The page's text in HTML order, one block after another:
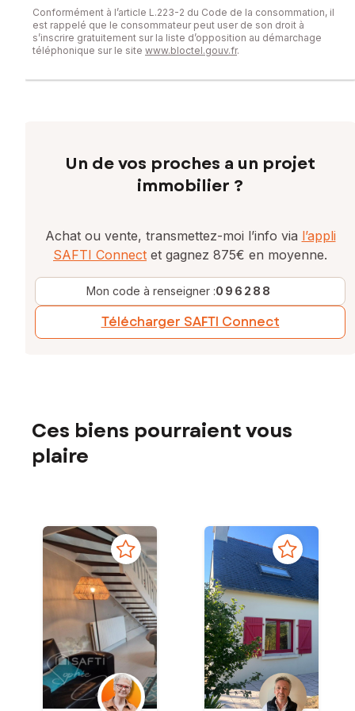
Les informations sur les risques auxquels ce bien est
exposé sont disponibles sur le site Géorisques :
www.georisques.gouv.fr
commercial immatriculé au RSAC de Rennes sous le numéro
Conformément à l’article L.223-2 du Code de la consommation, il
est rappelé que le consommateur peut user de son droit à
s’inscrire gratuitement sur la liste d’opposition au démarchage
téléphonique sur le site www.bloctel.gouv.fr.
Un de vos proches a un projet
immobilier ?
Achat ou vente, transmettez-moi l’info via l’appli
SAFTI Connect et gagnez 875€ en moyenne.
Mon code à renseigner :096288
Télécharger SAFTI Connect
Ces biens pourraient vous
plaire